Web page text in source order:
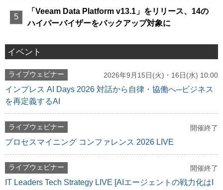
「Veeam Data Platform v13.1」をリリース、14の
ハイパーバイザーをバックアップ対象に
イベント
ライブウェビナー 2026年9月15日(火)・16日(水) 10:00
インプレス AI Days 2026 対話から自律・協働へ─ビジネス
を再定義するAI
ライブウェビナー 開催終了
プロセスマイニング コンファレンス 2026 LIVE
ライブウェビナー 開催終了
IT Leaders Tech Strategy LIVE [AIエージェントの戦力化はI